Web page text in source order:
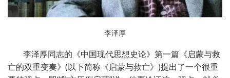
李泽厚
李泽厚同志的《中国现代思想史论》第一篇《启蒙与救
亡的双重变奏》(以下简称《启蒙与救亡》)提出了一个很重